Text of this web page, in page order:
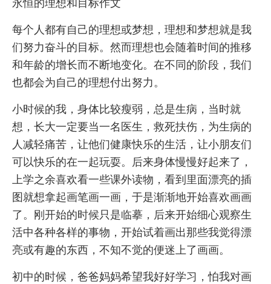
永恒的理想和目标作文
每个人都有自己的理想或梦想，理想和梦想就是我
们努力奋斗的目标。然而理想也会随着时间的推移
和年龄的增长而不断地变化。在不同的阶段，我们
也都会为自己的理想付出努力。
小时候的我，身体比较瘦弱，总是生病，当时就
想，长大一定要当一名医生，救死扶伤，为生病的
人减轻痛苦，让他们健康快乐的生活，让小朋友们
可以快乐的在一起玩耍。后来身体慢慢好起来了，
上学之余喜欢看一些课外读物，看到里面漂亮的插
图就想拿起画笔画一画，于是渐渐地开始喜欢画画
了。刚开始的时候只是临摹，后来开始细心观察生
活中各种各样的事物，开始试着画出那些我觉得漂
亮或有趣的东西，不知不觉的便迷上了画画。
初中的时候，爸爸妈妈希望我好好学习，怕我对画